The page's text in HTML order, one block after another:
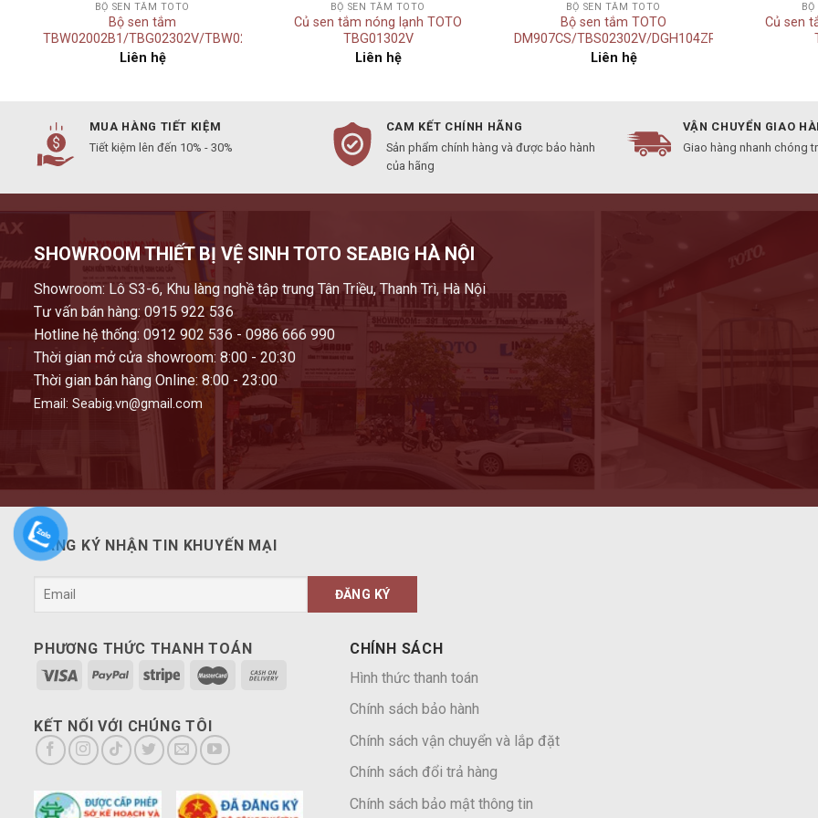
BỘ SEN TẮM TOTO
Bộ sen tắm
TBW02002B1/TBG02302V/TBW02017A
Liên hệ
BỘ SEN TẮM TOTO
Củ sen tắm nóng lạnh TOTO
TBG01302V
Liên hệ
BỘ SEN TẮM TOTO
Bộ sen tắm TOTO
DM907CS/TBS02302V/DGH104ZR
Liên hệ
Củ sen
MUA HÀNG TIẾT KIỆM
Tiết kiệm lên đến 10% - 30%
CAM KẾT CHÍNH HÃNG
Sản phẩm chính hàng và được bảo hành
của hãng
VẬN CHUYỂN GIAO
Giao hàng nhanh chóng
SHOWROOM THIẾT BỊ VỆ SINH TOTO SEABIG HÀ NỘI
Showroom: Lô S3-6, Khu làng nghề tập trung Tân Triều, Thanh Trì, Hà Nội
Tư vấn bán hàng: 0915 922 536
Hotline hệ thống: 0912 902 536 - 0986 666 990
Thời gian mở cửa showroom: 8:00 - 20:30
Thời gian bán hàng Online: 8:00 - 23:00
Email: Seabig.vn@gmail.com
ĐĂNG KÝ NHẬN TIN KHUYẾN MẠI
PHƯƠNG THỨC THANH TOÁN
KẾT NỐI VỚI CHÚNG TÔI
CHÍNH SÁCH
Hình thức thanh toán
Chính sách bảo hành
Chính sách vận chuyển và lắp đặt
Chính sách đổi trả hàng
Chính sách bảo mật thông tin